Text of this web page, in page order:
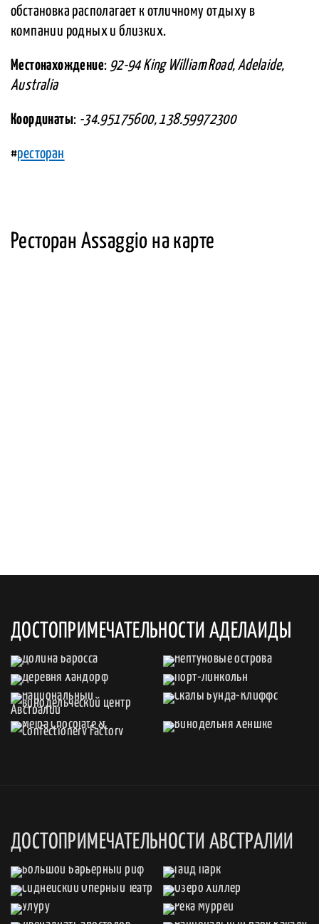
обстановка располагает к отличному отдыху в
компании родных и близких.
Местонахождение: 92-94 King William Road, Adelaide,
Australia
Координаты: -34.95175600, 138.59972300
#ресторан
Ресторан Assaggio на карте
ДОСТОПРИМЕЧАТЕЛЬНОСТИ АДЕЛАИДЫ
ДОСТОПРИМЕЧАТЕЛЬНОСТИ АВСТРАЛИИ